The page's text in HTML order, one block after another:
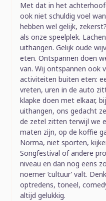
Met dat in het
ook niet schuldig voel
hebben wel gelijk,
als onze speelplek.
uithangen. Gelijk oude
eten. Ontspannen doen
van. Wij ontspannen ook
activiteiten buiten eten:
vreten, uren in de auto
klapke doen met elkaar,
uithangen, ons gedacht
de zetel zitten terwijl we
maten zijn, op de koffie
Norma, niet sporten,
Songfestival of andere
niveau en dan nog eens
noemer ‘cultuur’ valt.
optredens, toneel,
altijd gelukkig.